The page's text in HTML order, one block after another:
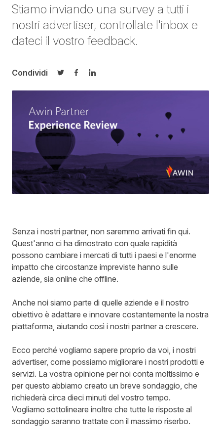
Stiamo inviando una survey a tutti i
nostri advertiser, controllate l'inbox e
dateci il vostro feedback.
Condividi
Condividi su Twitter
Condividi su Facebook
Condividi su LinkedIn
Senza i nostri partner, non saremmo arrivati fin qui.
Quest'anno ci ha dimostrato con quale rapidità
possono cambiare i mercati di tutti i paesi e l'enorme
impatto che circostanze impreviste hanno sulle
aziende, sia online che offline.
Anche noi siamo parte di quelle aziende e il nostro
obiettivo è adattare e innovare costantemente la nostra
piattaforma, aiutando così i nostri partner a crescere.
Ecco perché vogliamo sapere proprio da voi, i nostri
advertiser, come possiamo migliorare i nostri prodotti e
servizi. La vostra opinione per noi conta moltissimo e
per questo abbiamo creato un breve sondaggio, che
richiederà circa dieci minuti del vostro tempo.
Vogliamo sottolineare inoltre che tutte le risposte al
sondaggio saranno trattate con il massimo riserbo.